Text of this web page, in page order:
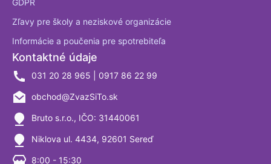
GDPR
Zľavy pre školy a neziskové organizácie
Informácie a poučenia pre spotrebiteľa
Kontaktné údaje
031 20 28 965 | 0917 86 22 99
obchod@ZvazSiTo.sk
Bruto s.r.o., IČO: 31440061
Niklova ul. 4434, 92601 Sereď
8:00 - 15:30